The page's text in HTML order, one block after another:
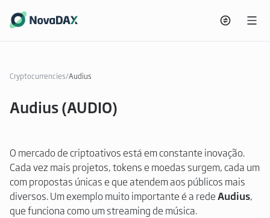
Cryptocurrencies/Audius
Audius (AUDIO)
O mercado de criptoativos está em constante inovação.
Cada vez mais projetos, tokens e moedas surgem, cada um
com propostas únicas e que atendem aos públicos mais
diversos. Um exemplo muito importante é a redeAudius,
que funciona como um streaming de música.